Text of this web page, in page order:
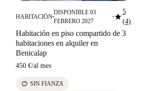
HABITACIÓN■
DISPONIBLE 03
FEBRERO 2027
■star5
(4)
Habitación en piso compartido de 3
habitaciones en alquiler en
Benicalap
450 €/al mes
savings SIN FIANZA